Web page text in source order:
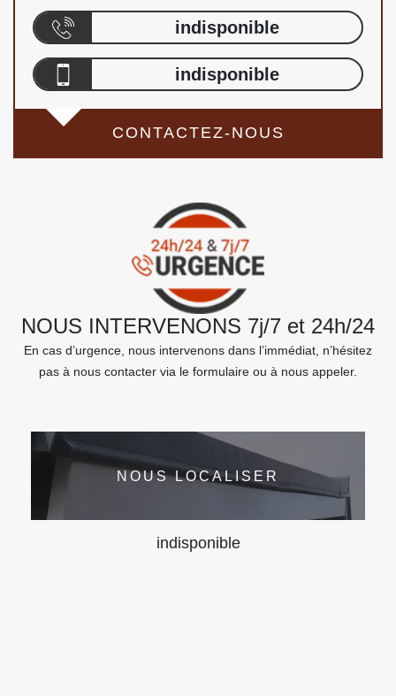
indisponible
indisponible
CONTACTEZ-NOUS
NOUS INTERVENONS 7j/7 et 24h/24
En cas d’urgence, nous intervenons dans l’immédiat, n’hésitez
pas à nous contacter via le formulaire ou à nous appeler.
NOUS LOCALISER
indisponible